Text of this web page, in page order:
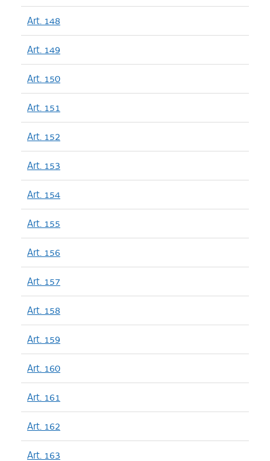
Art. 148
Art. 149
Art. 150
Art. 151
Art. 152
Art. 153
Art. 154
Art. 155
Art. 156
Art. 157
Art. 158
Art. 159
Art. 160
Art. 161
Art. 162
Art. 163